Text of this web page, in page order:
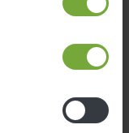
de ce produit
par